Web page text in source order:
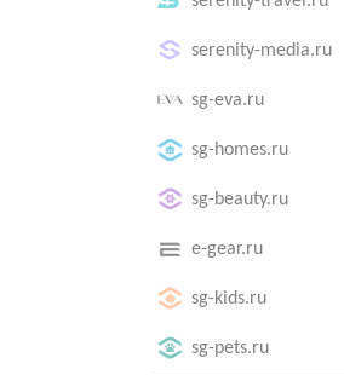
serenity-media.ru
sg-eva.ru
sg-homes.ru
sg-beauty.ru
e-gear.ru
sg-kids.ru
sg-pets.ru